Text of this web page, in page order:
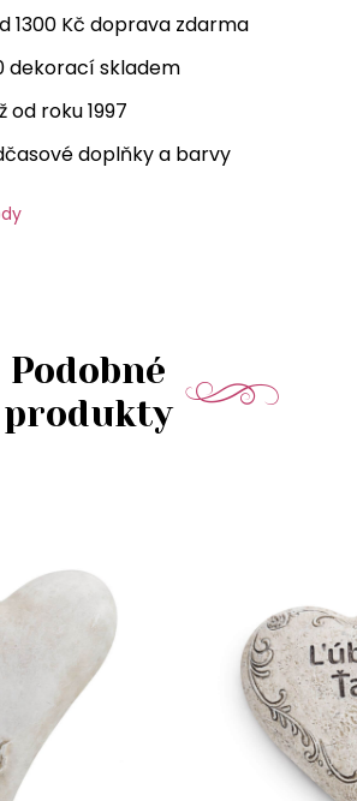
1300 Kč doprava zdarma
dekorací skladem
od roku 1997
doplňky a barvy
Podobné
produkty